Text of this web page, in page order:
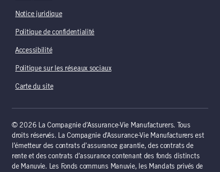
Notice juridique
Politique de confidentialité
Accessibilité
Politique sur les réseaux sociaux
Carte du site
© 2026 La Compagnie d’Assurance-Vie Manufacturers. Tous
droits réservés. La Compagnie d’Assurance-Vie Manufacturers est
l’émetteur des contrats d’assurance garantie, des contrats de
rente et des contrats d’assurance contenant des fonds distincts
de Manuvie. Les Fonds communs Manuvie, les Mandats privés de